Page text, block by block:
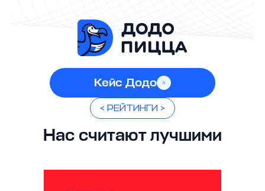
Кейс Додо
< РЕЙТИНГИ >
Нас считают лучшими